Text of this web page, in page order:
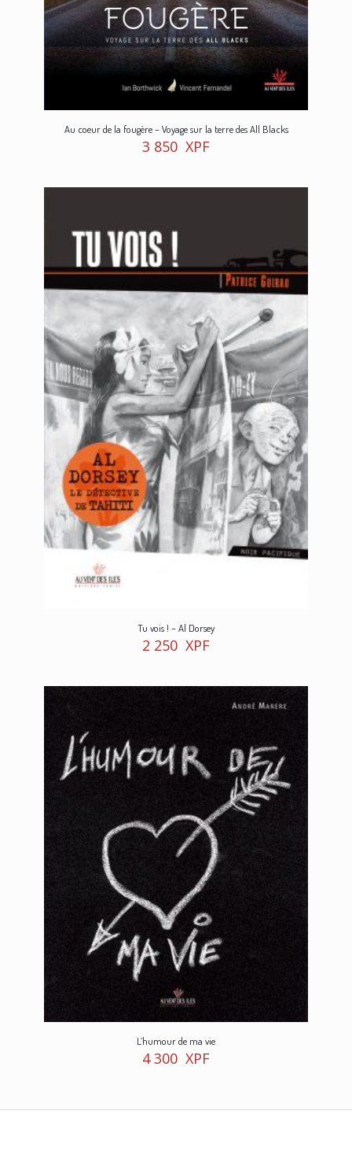
Au coeur de la fougère – Voyage sur la terre des All Blacks
3 850 XPF
Tu vois ! – Al Dorsey
2 250 XPF
L’humour de ma vie
4 300 XPF